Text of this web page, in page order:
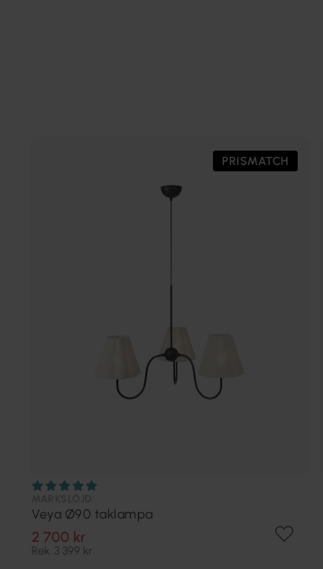
PRISMATCH
Veya Ø90 taklampa
2 700 kr
Rek. 3 399 kr